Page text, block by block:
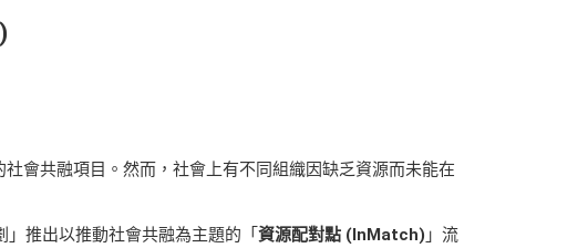
會共融項目。然而，社會上有不同組織因缺乏資源而未能在
推出以推動社會共融為主題的「 資源配對點 (InMatch) 」流